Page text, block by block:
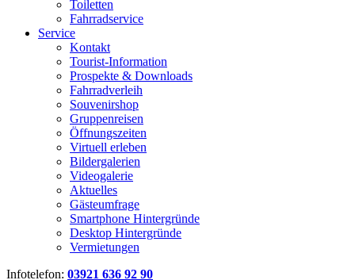
Toiletten
Fahrradservice
Service
Kontakt
Tourist-Information
Prospekte & Downloads
Fahrradverleih
Souvenirshop
Gruppenreisen
Öffnungszeiten
Virtuell erleben
Bildergalerien
Videogalerie
Aktuelles
Gästeumfrage
Smartphone Hintergründe
Desktop Hintergründe
Vermietungen
Infotelefon: 03921 636 92 90